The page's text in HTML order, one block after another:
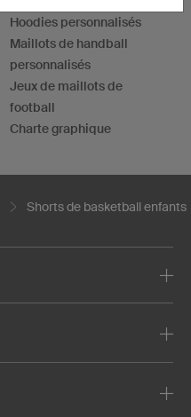
Hoodies personnalisés
Maillots de handball
personnalisés
Jeux de maillots de
football
Charte graphique
Shorts de basketball enfants